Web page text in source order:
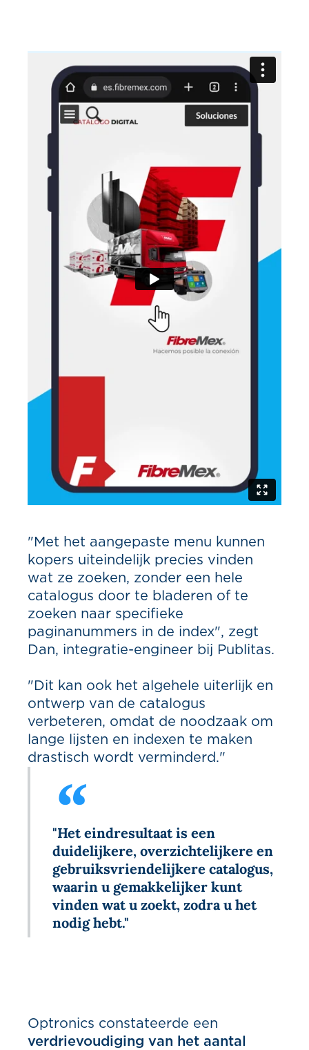
"Met het aangepaste menu kunnen
kopers uiteindelijk precies vinden
wat ze zoeken, zonder een hele
catalogus door te bladeren of te
zoeken naar specifieke
paginanummers in de index", zegt
Dan, integratie-engineer bij Publitas.
"Dit kan ook het algehele uiterlijk en
ontwerp van de catalogus
verbeteren, omdat de noodzaak om
lange lijsten en indexen te maken
drastisch wordt verminderd."
"Het eindresultaat is een
duidelijkere, overzichtelijkere en
gebruiksvriendelijkere catalogus,
waarin u gemakkelijker kunt
vinden wat u zoekt, zodra u het
nodig hebt."
Optronics constateerde een
verdrievoudiging van het aantal